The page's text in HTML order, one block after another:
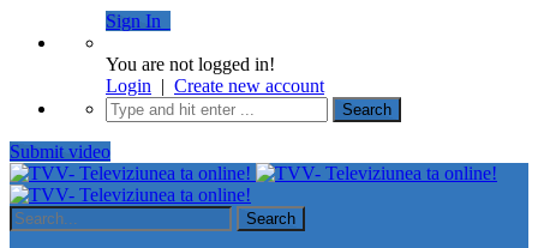
Sign In
You are not logged in!
Login | Create new account
Submit video